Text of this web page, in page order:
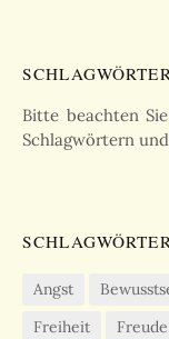
Bitte beachten
Schlagwörtern
Angst
Freiheit
Freude